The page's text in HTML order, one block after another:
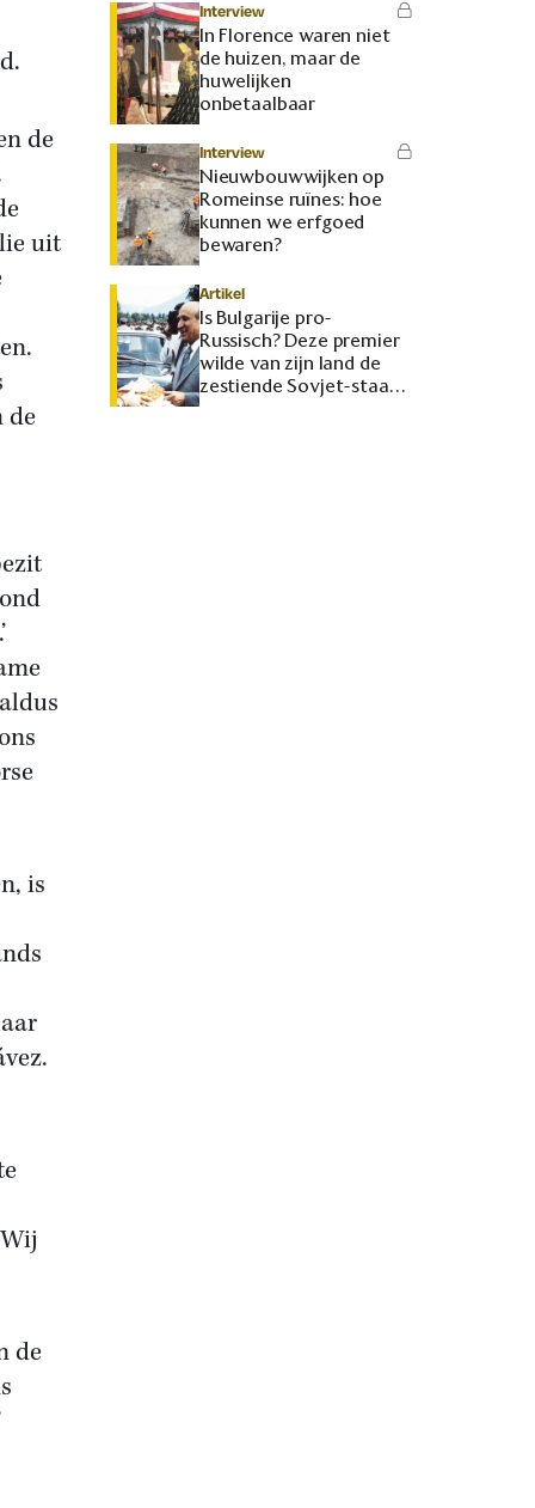
de
uit
de
is
de
Interview
In Florence waren niet
de huizen, maar de
huwelijken
onbetaalbaar
Interview
Nieuwbouwwijken op
Romeinse ruïnes: hoe
kunnen we erfgoed
bewaren?
Artikel
Is Bulgarije pro-
Russisch? Deze premier
wilde van zijn land de
zestiende Sovjet-staat
maken